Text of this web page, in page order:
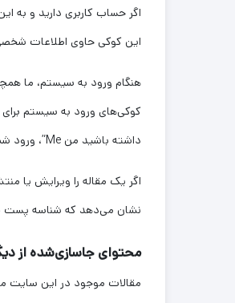
اگر حساب کاربری دارید و به
این کوکی حاوی اطلاعات
هنگام ورود به سیستم، ما
کوکی‌های ورود به سیستم
داشته باشید من Me”، ورود شما برای دو هفته ادامه خواهد داشت. اگر از حساب خود خارج شوید، کوکی‌های ورود حذف خواهند شد.
اگر یک مقاله را ویرایش یا
نشان می‌دهد که شناسه پست
محتوای جاسازی‌شده از
مقالات موجود در این سایت